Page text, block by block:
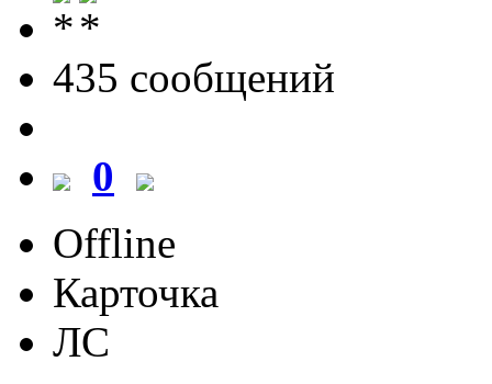
435 cообщений
0
Offline
Карточка
ЛС